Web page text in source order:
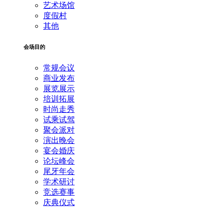
艺术场馆
度假村
其他
会场目的
常规会议
商业发布
展览展示
培训拓展
时尚走秀
试乘试驾
聚会派对
演出晚会
宴会婚庆
论坛峰会
尾牙年会
学术研讨
竞选赛事
庆典仪式